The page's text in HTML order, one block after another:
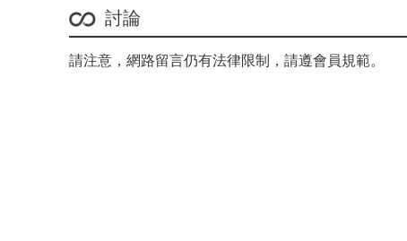
討論
請注意，網路留言仍有法律限制，請遵會員規範。